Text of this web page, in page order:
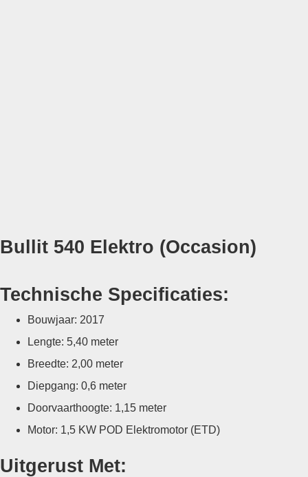
Bullit 540 Elektro (Occasion)
Technische Specificaties:
Bouwjaar: 2017
Lengte: 5,40 meter
Breedte: 2,00 meter
Diepgang: 0,6 meter
Doorvaarthoogte: 1,15 meter
Motor: 1,5 KW POD Elektromotor (ETD)
Uitgerust Met: